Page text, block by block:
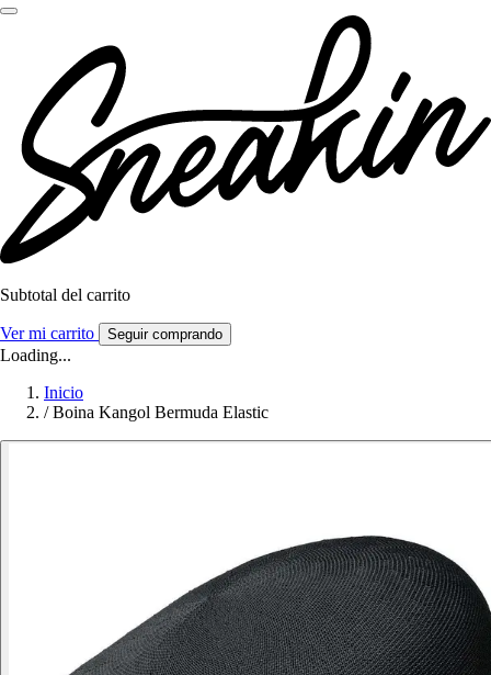
Subtotal del carrito
Ver mi carrito Seguir comprando
Loading...
Inicio
/ Boina Kangol Bermuda Elastic